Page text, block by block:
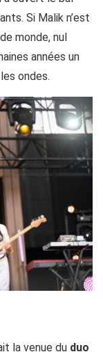
Si Malik n’est
monde, nul
années un
ondes.
la venue du duo